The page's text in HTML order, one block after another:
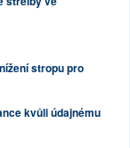
stropu pro
kvůli údajnému